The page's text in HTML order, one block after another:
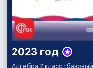
2023 год
Алгебра 7 класс : базовый